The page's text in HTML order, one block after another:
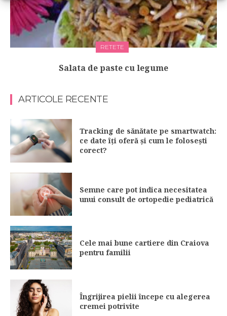
RETETE
Salata de paste cu legume
ARTICOLE RECENTE
Tracking de sănătate pe smartwatch:
ce date îți oferă și cum le folosești
corect?
Semne care pot indica necesitatea
unui consult de ortopedie pediatrică
Cele mai bune cartiere din Craiova
pentru familii
Îngrijirea pielii începe cu alegerea
cremei potrivite